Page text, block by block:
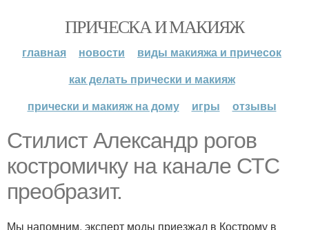
ПРИЧЕСКА И МАКИЯЖ
главная новости
виды макияжа и причесок
как делать прически и макияж
прически и макияж на дому
игры отзывы
Стилист Александр рогов
костромичку на канале СТС
преобразит.
Мы напомним, эксперт моды приезжал в Кострому в